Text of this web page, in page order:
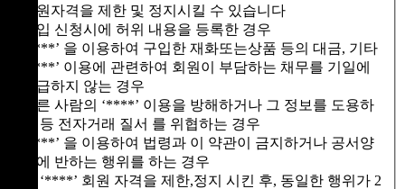
회원자격을 제한 및 정지시킬 수 있습니다
가입 신청시에 허위 내용을 등록한 경우
‘****’ 을 이용하여 구입한 재화또는상품 등의 대금, 기타
‘****’ 이용에 관련하여 회원이 부담하는 채무를 기일에
지급하지 않는 경우
다른 사람의 ‘****’ 이용을 방해하거나 그 정보를 도용하
는 등 전자거래 질서 를 위협하는 경우
‘****’ 을 이용하여 법령과 이 약관이 금지하거나 공서양
속에 반하는 행위를 하는 경우
③ ‘****’ 회원 자격을 제한,정지 시킨 후, 동일한 행위가 2